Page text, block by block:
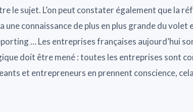
le sujet. L’on peut constater également que la
une connaissance de plus en plus grande du volet
… Les entreprises françaises aujourd’hui
doit être mené : toutes les entreprises sont
et entrepreneurs en prennent conscience,